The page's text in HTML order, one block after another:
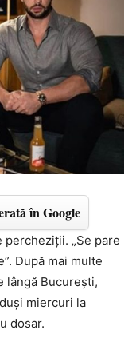
în Google
percheziții. „Se pare
După mai multe
lângă București,
miercuri la
dosar.